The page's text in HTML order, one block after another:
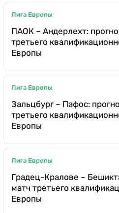
Лига Европы
ПАОК – Андерлехт:
третьего
Европы
Лига Европы
Зальцбург – Пафос:
третьего
Европы
Лига Европы
Градец-Кралове –
матч третьего
Европы